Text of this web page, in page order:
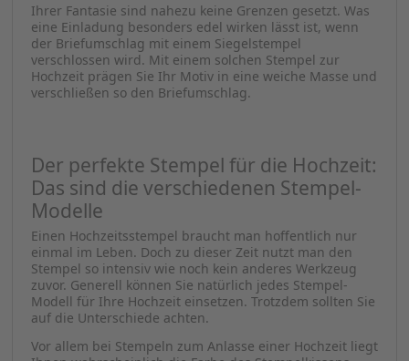
Ihrer Fantasie sind nahezu keine Grenzen gesetzt. Was
eine Einladung besonders edel wirken lässt ist, wenn
der Briefumschlag mit einem Siegelstempel
verschlossen wird. Mit einem solchen Stempel zur
Hochzeit prägen Sie Ihr Motiv in eine weiche Masse und
verschließen so den Briefumschlag.